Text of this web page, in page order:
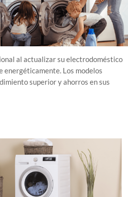
al actualizar su electrodoméstico
energéticamente. Los modelos
superior y ahorros en sus